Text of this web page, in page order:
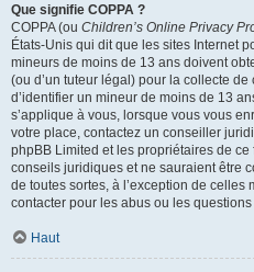
Que signifie COPPA ?
COPPA (ou Children’s Online Privacy
États-Unis qui dit que les sites Internet
mineurs de moins de 13 ans doivent
(ou d’un tuteur légal) pour la collecte
d’identifier un mineur de moins de 13
s’applique à vous, lorsque vous vous
votre place, contactez un conseiller
phpBB Limited et les propriétaires de
conseils juridiques et ne sauraient être
de toutes sortes, à l’exception de
contacter pour les abus ou les
Haut